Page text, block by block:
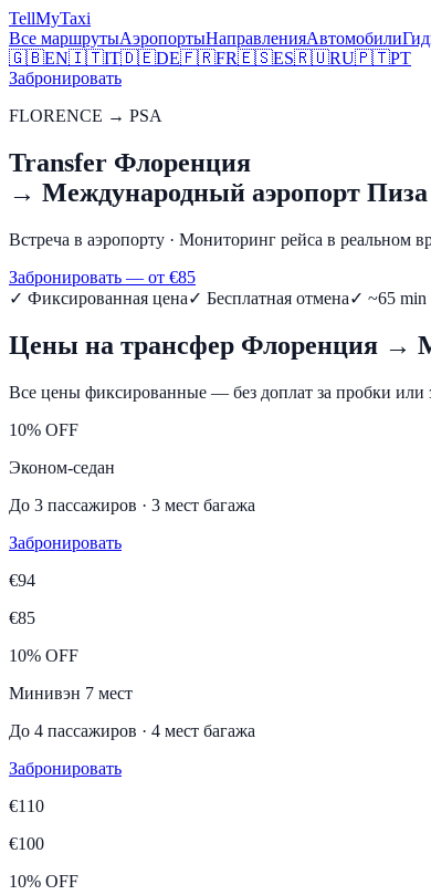
TellMyTaxi
Все маршрутыАэропортыНаправленияАвтомобили
🇬🇧EN🇮🇹IT🇩🇪DE🇫🇷FR🇪🇸ES🇷🇺RU🇵🇹PT
Забронировать
FLORENCE → PSA
Transfer Флоренция
→ Международный аэропорт Пиза
Встреча в аэропорту · Мониторинг рейса в реальном
Забронировать — от €85
✓ Фиксированная цена✓ Бесплатная отмена✓ ~65 min
Цены на трансфер Флоренция →
Все цены фиксированные — без доплат за пробки или
10% OFF
Эконом-седан
До 3 пассажиров · 3 мест багажа
Забронировать
€94
€85
10% OFF
Минивэн 7 мест
До 4 пассажиров · 4 мест багажа
Забронировать
€110
€100
10% OFF